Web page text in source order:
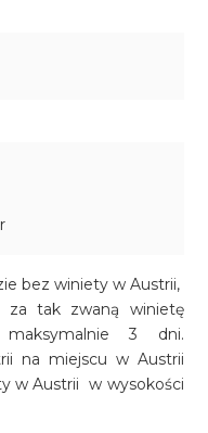
bez winiety w Austrii,
za tak zwaną winietę
3 dni.
na miejscu w Austrii
w Austrii w wysokości